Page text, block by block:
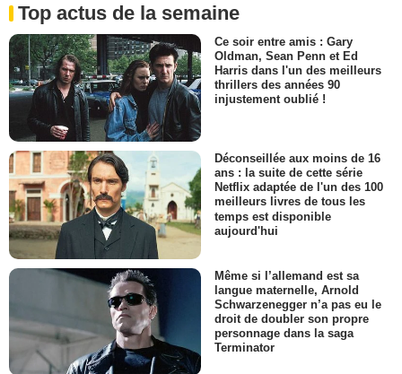
Top actus de la semaine
Ce soir entre amis : Gary
Oldman, Sean Penn et Ed
Harris dans l'un des meilleurs
thrillers des années 90
injustement oublié !
Déconseillée aux moins de 16
ans : la suite de cette série
Netflix adaptée de l'un des 100
meilleurs livres de tous les
temps est disponible
aujourd'hui
Même si l’allemand est sa
langue maternelle, Arnold
Schwarzenegger n’a pas eu le
droit de doubler son propre
personnage dans la saga
Terminator